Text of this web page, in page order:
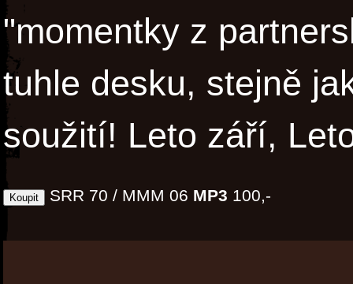
"momentky z
tuhle desku, stejně
soužití! Leto září,
SRR 70 / MMM 06 MP3 100,-